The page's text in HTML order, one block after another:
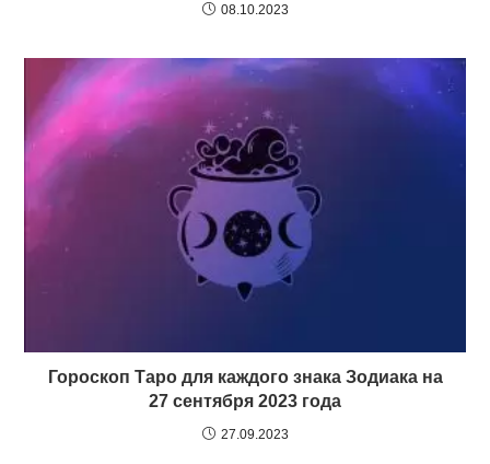
08.10.2023
Гороскоп Таро для каждого знака Зодиака на
27 сентября 2023 года
27.09.2023